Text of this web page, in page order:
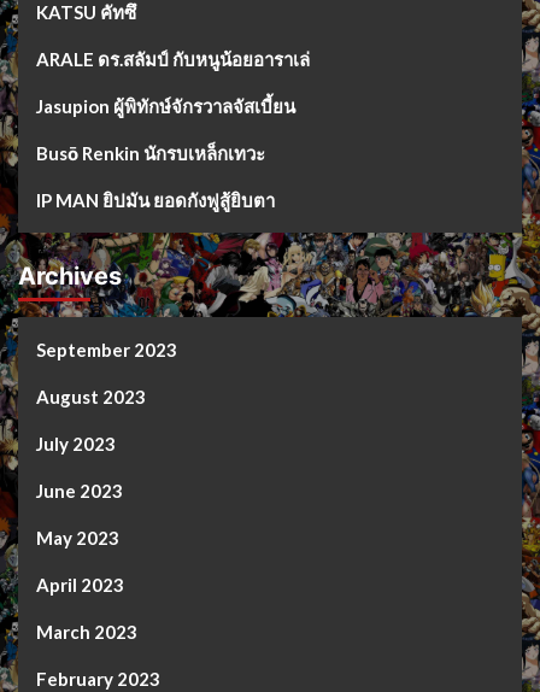
KATSU คัทซึ
ARALE ดร.สลัมป์ กับหนูน้อยอาราเล่
Jasupion ผู้พิทักษ์จักรวาลจัสเบี้ยน
Busō Renkin นักรบเหล็กเทวะ
IP MAN ยิปมัน ยอดกังฟูสู้ยิบตา
Archives
September 2023
August 2023
July 2023
June 2023
May 2023
April 2023
March 2023
February 2023